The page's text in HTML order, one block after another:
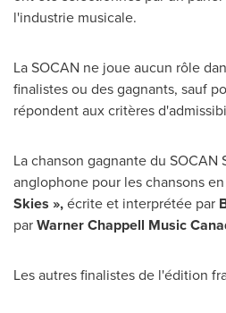
l'industrie musicale.
La SOCAN ne joue aucun rôle
finalistes ou des gagnants, sauf
répondent aux critères
La chanson gagnante du
anglophone pour les chansons
Skies »,écrite et interprétée par
parWarner Chappell Music
Les autres finalistes de l'édition